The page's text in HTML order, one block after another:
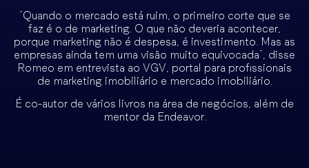
“Quando o mercado está ruim, o primeiro corte que se
faz é o de marketing. O que não deveria acontecer,
porque marketing não é despesa, é investimento. Mas as
empresas ainda tem uma visão muito equivocada”, disse
Romeo em entrevista ao VGV, portal para profissionais
de marketing imobiliário e mercado imobiliário.
É co-autor de vários livros na área de negócios, além de
mentor da Endeavor.